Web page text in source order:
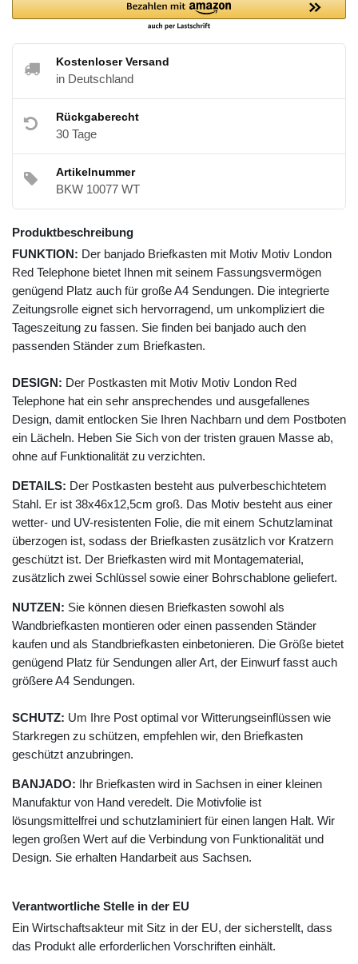
Kostenloser Versand
in Deutschland
Rückgaberecht
30 Tage
Artikelnummer
BKW 10077 WT
Produktbeschreibung
FUNKTION: Der banjado Briefkasten mit Motiv Motiv London
Red Telephone bietet Ihnen mit seinem Fassungsvermögen
genügend Platz auch für große A4 Sendungen. Die integrierte
Zeitungsrolle eignet sich hervorragend, um unkompliziert die
Tageszeitung zu fassen. Sie finden bei banjado auch den
passenden Ständer zum Briefkasten.
DESIGN: Der Postkasten mit Motiv Motiv London Red
Telephone hat ein sehr ansprechendes und ausgefallenes
Design, damit entlocken Sie Ihren Nachbarn und dem Postboten
ein Lächeln. Heben Sie Sich von der tristen grauen Masse ab,
ohne auf Funktionalität zu verzichten.
DETAILS: Der Postkasten besteht aus pulverbeschichtetem
Stahl. Er ist 38x46x12,5cm groß. Das Motiv besteht aus einer
wetter- und UV-resistenten Folie, die mit einem Schutzlaminat
überzogen ist, sodass der Briefkasten zusätzlich vor Kratzern
geschützt ist. Der Briefkasten wird mit Montagematerial,
zusätzlich zwei Schlüssel sowie einer Bohrschablone geliefert.
NUTZEN: Sie können diesen Briefkasten sowohl als
Wandbriefkasten montieren oder einen passenden Ständer
kaufen und als Standbriefkasten einbetonieren. Die Größe bietet
genügend Platz für Sendungen aller Art, der Einwurf fasst auch
größere A4 Sendungen.
SCHUTZ: Um Ihre Post optimal vor Witterungseinflüssen wie
Starkregen zu schützen, empfehlen wir, den Briefkasten
geschützt anzubringen.
BANJADO: Ihr Briefkasten wird in Sachsen in einer kleinen
Manufaktur von Hand veredelt. Die Motivfolie ist
lösungsmittelfrei und schutzlaminiert für einen langen Halt. Wir
legen großen Wert auf die Verbindung von Funktionalität und
Design. Sie erhalten Handarbeit aus Sachsen.
Verantwortliche Stelle in der EU
Ein Wirtschaftsakteur mit Sitz in der EU, der sicherstellt, dass
das Produkt alle erforderlichen Vorschriften einhält.